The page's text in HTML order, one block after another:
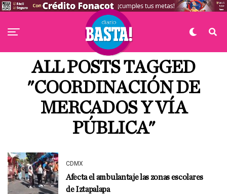
ALL POSTS TAGGED
"COORDINACIÓN DE
MERCADOS Y VÍA
PÚBLICA"
CDMX
Afecta el ambulantaje las zonas escolares
de Iztapalapa